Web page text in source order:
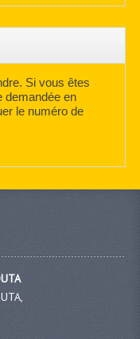
Si vous êtes
demandée en
le numéro de